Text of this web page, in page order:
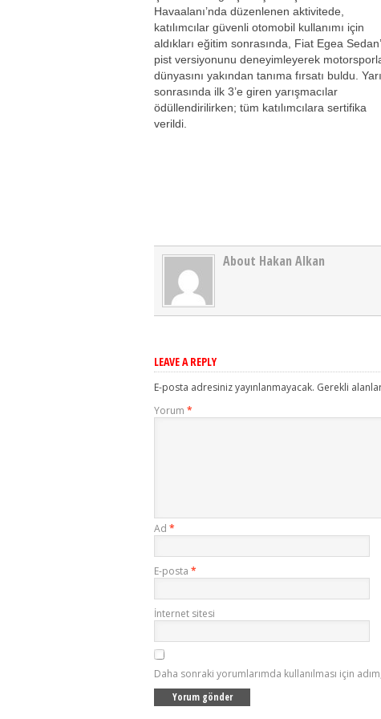
Havaalanı’nda düzenlenen aktivitede,
katılımcılar güvenli otomobil kullanımı için
aldıkları eğitim sonrasında, Fiat Egea
pist versiyonunu deneyimleyerek
dünyasını yakından tanıma fırsatı buldu.
sonrasında ilk 3’e giren yarışmacılar
ödüllendirilirken; tüm katılımcılara sertifika
verildi.
About Hakan Alkan
LEAVE A REPLY
E-posta adresiniz yayınlanmayacak. Gerekli
Yorum *
Ad *
E-posta *
İnternet sitesi
Daha sonraki yorumlarımda kullanılması için